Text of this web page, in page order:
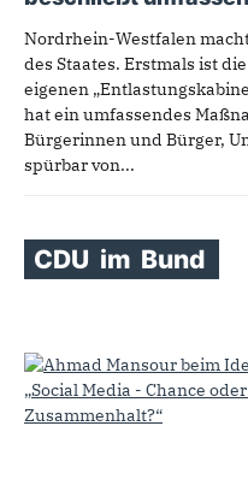
Nordrhein-Westfalen
des Staates. Erstmals ist
eigenen
hat ein umfassendes
Bürgerinnen und Bürger,
spürbar von...
CDU im Bund